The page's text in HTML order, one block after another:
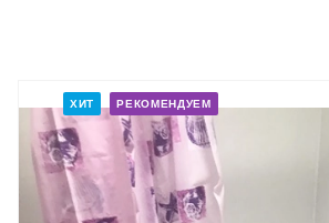
ХИТ РЕКОМЕНДУЕМ